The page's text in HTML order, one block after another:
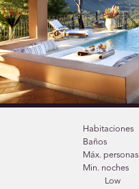
Habitaciones
Baños
Máx. personas
Min. noches
Low